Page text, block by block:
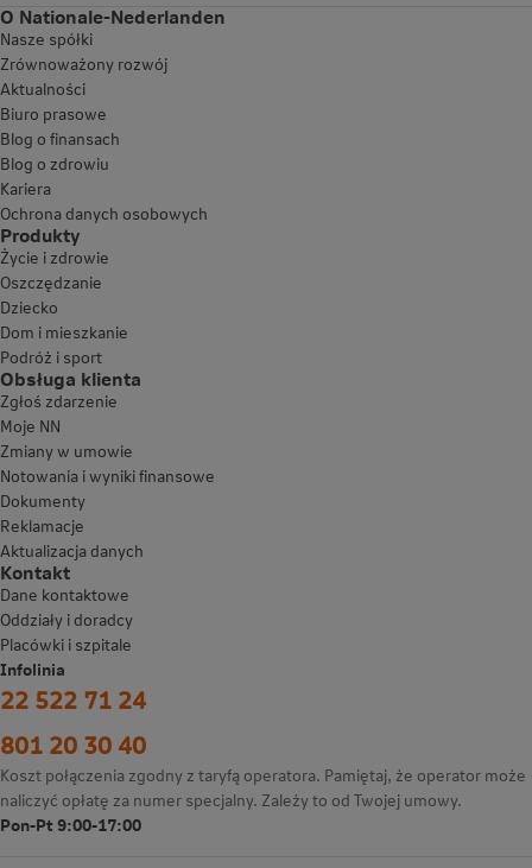
O Nationale-Nederlanden
Nasze spółki
Zrównoważony rozwój
Aktualności
Biuro prasowe
Blog o finansach
Blog o zdrowiu
Kariera
Ochrona danych osobowych
Produkty
Życie i zdrowie
Oszczędzanie
Dziecko
Dom i mieszkanie
Podróż i sport
Obsługa klienta
Zgłoś zdarzenie
Moje NN
Zmiany w umowie
Notowania i wyniki finansowe
Dokumenty
Reklamacje
Aktualizacja danych
Kontakt
Dane kontaktowe
Oddziały i doradcy
Placówki i szpitale
Infolinia
22 522 71 24
801 20 30 40
Koszt połączenia zgodny z taryfą operatora. Pamiętaj, że operator może
naliczyć opłatę za numer specjalny. Zależy to od Twojej umowy.
Pon-Pt 9:00-17:00